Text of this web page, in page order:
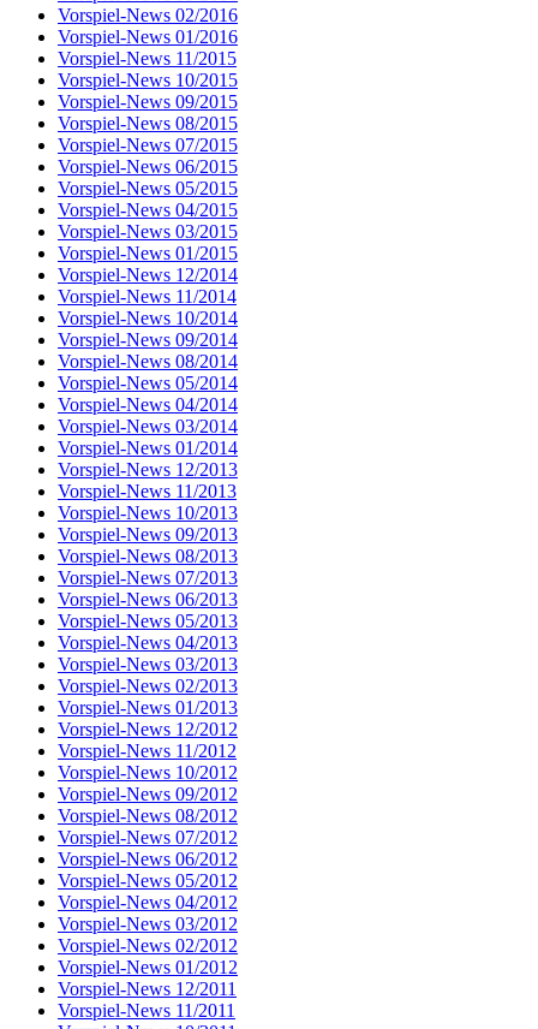
Vorspiel-News 02/2016
Vorspiel-News 01/2016
Vorspiel-News 11/2015
Vorspiel-News 10/2015
Vorspiel-News 09/2015
Vorspiel-News 08/2015
Vorspiel-News 07/2015
Vorspiel-News 06/2015
Vorspiel-News 05/2015
Vorspiel-News 04/2015
Vorspiel-News 03/2015
Vorspiel-News 01/2015
Vorspiel-News 12/2014
Vorspiel-News 11/2014
Vorspiel-News 10/2014
Vorspiel-News 09/2014
Vorspiel-News 08/2014
Vorspiel-News 05/2014
Vorspiel-News 04/2014
Vorspiel-News 03/2014
Vorspiel-News 01/2014
Vorspiel-News 12/2013
Vorspiel-News 11/2013
Vorspiel-News 10/2013
Vorspiel-News 09/2013
Vorspiel-News 08/2013
Vorspiel-News 07/2013
Vorspiel-News 06/2013
Vorspiel-News 05/2013
Vorspiel-News 04/2013
Vorspiel-News 03/2013
Vorspiel-News 02/2013
Vorspiel-News 01/2013
Vorspiel-News 12/2012
Vorspiel-News 11/2012
Vorspiel-News 10/2012
Vorspiel-News 09/2012
Vorspiel-News 08/2012
Vorspiel-News 07/2012
Vorspiel-News 06/2012
Vorspiel-News 05/2012
Vorspiel-News 04/2012
Vorspiel-News 03/2012
Vorspiel-News 02/2012
Vorspiel-News 01/2012
Vorspiel-News 12/2011
Vorspiel-News 11/2011